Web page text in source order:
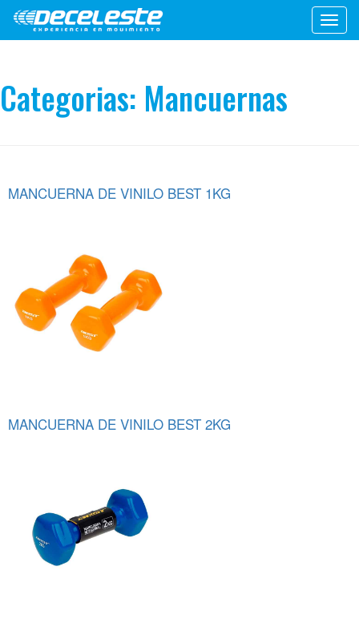
Categorias: Mancuernas
MANCUERNA DE VINILO BEST 1KG
MANCUERNA DE VINILO BEST 2KG